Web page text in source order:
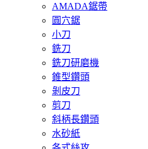
AMADA鋸帶
圓穴鋸
小刀
銑刀
銑刀研磨機
錐型鑽頭
剝皮刀
剪刀
斜柄長鑽頭
水砂紙